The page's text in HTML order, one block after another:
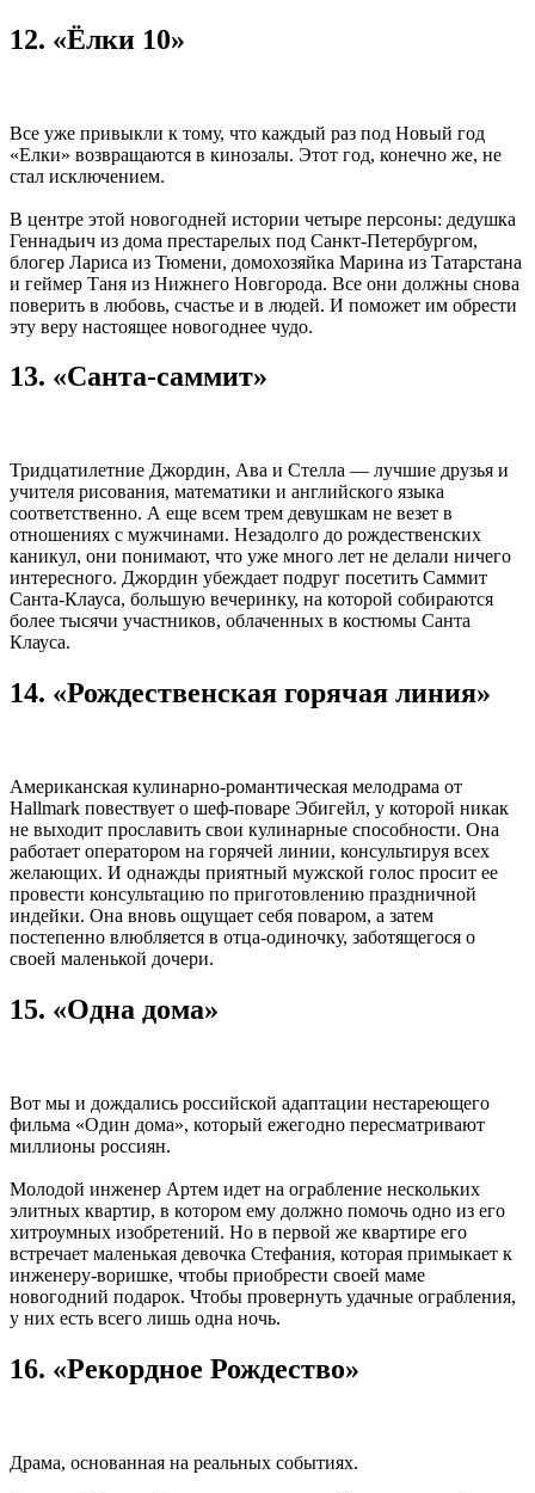
12. «Ёлки 10»
Все уже привыкли к тому, что каждый раз под Новый год
«Елки» возвращаются в кинозалы. Этот год, конечно же, не
стал исключением.
В центре этой новогодней истории четыре персоны: дедушка
Геннадьич из дома престарелых под Санкт-Петербургом,
блогер Лариса из Тюмени, домохозяйка Марина из Татарстана
и геймер Таня из Нижнего Новгорода. Все они должны снова
поверить в любовь, счастье и в людей. И поможет им обрести
эту веру настоящее новогоднее чудо.
13. «Санта-саммит»
Тридцатилетние Джордин, Ава и Стелла — лучшие друзья и
учителя рисования, математики и английского языка
соответственно. А еще всем трем девушкам не везет в
отношениях с мужчинами. Незадолго до рождественских
каникул, они понимают, что уже много лет не делали ничего
интересного. Джордин убеждает подруг посетить Саммит
Санта-Клауса, большую вечеринку, на которой собираются
более тысячи участников, облаченных в костюмы Санта
Клауса.
14. «Рождественская горячая линия»
Американская кулинарно-романтическая мелодрама от
Hallmark повествует о шеф-поваре Эбигейл, у которой никак
не выходит прославить свои кулинарные способности. Она
работает оператором на горячей линии, консультируя всех
желающих. И однажды приятный мужской голос просит ее
провести консультацию по приготовлению праздничной
индейки. Она вновь ощущает себя поваром, а затем
постепенно влюбляется в отца-одиночку, заботящегося о
своей маленькой дочери.
15. «Одна дома»
Вот мы и дождались российской адаптации нестареющего
фильма «Один дома», который ежегодно пересматривают
миллионы россиян.
Молодой инженер Артем идет на ограбление нескольких
элитных квартир, в котором ему должно помочь одно из его
хитроумных изобретений. Но в первой же квартире его
встречает маленькая девочка Стефания, которая примыкает к
инженеру-воришке, чтобы приобрести своей маме
новогодний подарок. Чтобы провернуть удачные ограбления,
у них есть всего лишь одна ночь.
16. «Рекордное Рождество»
Драма, основанная на реальных событиях.